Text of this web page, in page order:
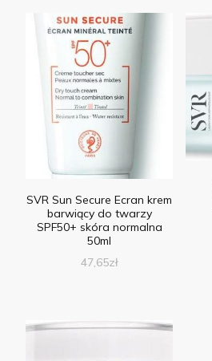
SVR Sun Secure Ecran krem
barwiący do twarzy
SPF50+ skóra normalna
50ml
47,65zł